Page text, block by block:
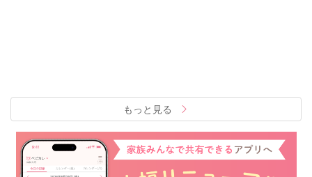
もっと見る